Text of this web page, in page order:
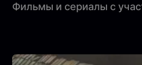
Фильмы и сериалы с